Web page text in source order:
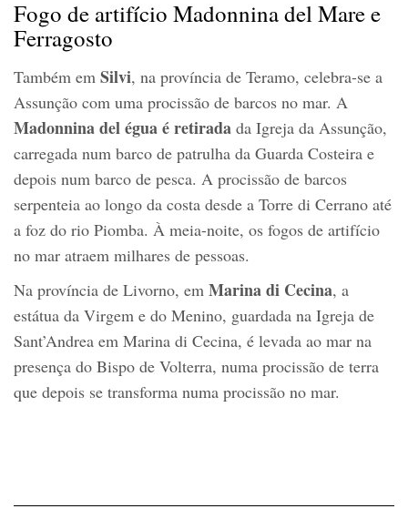
Fogo de artifício Madonnina del Mare e
Ferragosto
Também em Silvi, na província de Teramo, celebra-se a
Assunção com uma procissão de barcos no mar. A
Madonnina del égua é retirada da Igreja da Assunção,
carregada num barco de patrulha da Guarda Costeira e
depois num barco de pesca. A procissão de barcos
serpenteia ao longo da costa desde a Torre di Cerrano até
a foz do rio Piomba. À meia-noite, os fogos de artifício
no mar atraem milhares de pessoas.
Na província de Livorno, em Marina di Cecina, a
estátua da Virgem e do Menino, guardada na Igreja de
Sant’Andrea em Marina di Cecina, é levada ao mar na
presença do Bispo de Volterra, numa procissão de terra
que depois se transforma numa procissão no mar.